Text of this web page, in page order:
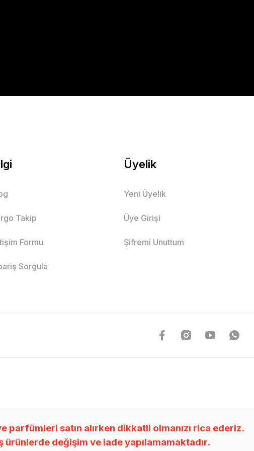
Takip
Formu
Sorgula
Üyelik
Yeni Üyelik
Üye Girişi
Şifremi Unuttum
satın alırken dikkatli olmanızı rica ederiz.
ürünlerde değişim ve iade yapılamamaktadır.